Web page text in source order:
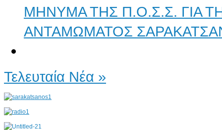
ΜΗΝΥΜΑ ΤΗΣ Π.Ο.Σ.Σ. ΓΙΑ
ΑΝΤΑΜΩΜΑΤΟΣ
Τελευταία Νέα »